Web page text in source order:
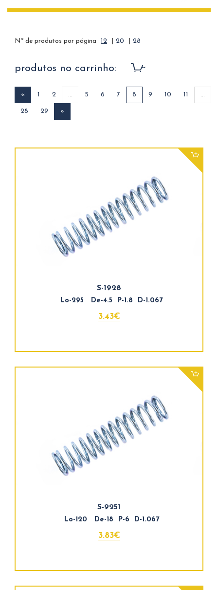
Nº de produtos por página 12 20 28
produtos no carrinho:
« 1 2 ... 5 6 7 8 9 10 11 ...
28 29 »
S-1928
Lo-295 De-4.5 P-1.8 D-1.067
3.43€
S-9251
Lo-120 De-18 P-6 D-1.067
3.83€